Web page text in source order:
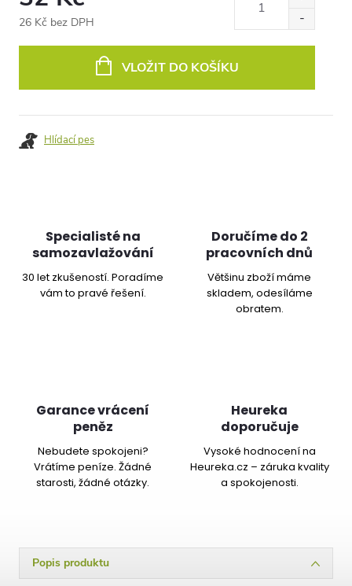
26 Kč bez DPH
VLOŽIT DO KOŠÍKU
Hlídací pes
Specialisté na
samozavlažování
30 let zkušeností. Poradíme
vám to pravé řešení.
Doručíme do 2
pracovních dnů
Většinu zboží máme
skladem, odesíláme
obratem.
Garance vrácení
peněz
Nebudete spokojeni?
Vrátíme peníze. Žádné
starosti, žádné otázky.
Heureka
doporučuje
Vysoké hodnocení na
Heureka.cz – záruka kvality
a spokojenosti.
Popis produktu